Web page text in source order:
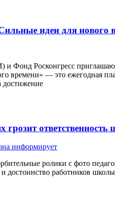
идеи для нового
и Фонд Росконгресс
— это ежегодная
достижение
грозит
информирует
ролики с фото
и достоинство работников